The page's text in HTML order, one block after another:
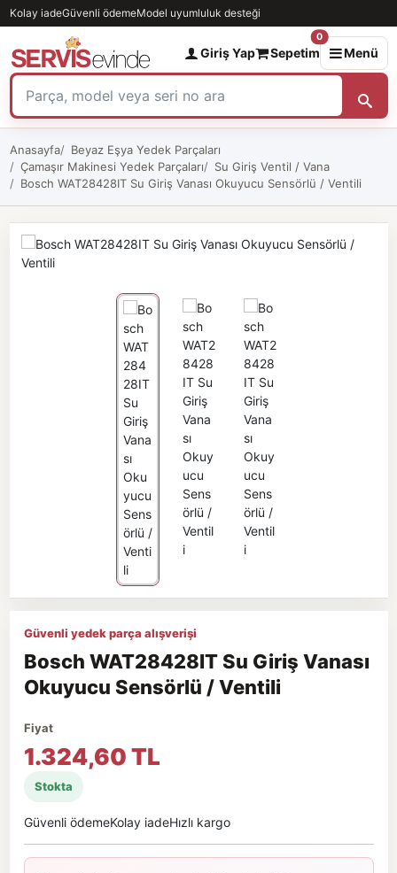
Kolay iadeGüvenli ödemeModel uyumluluk desteği
Giriş Yap Sepetim
0
Menü
Anasayfa
Beyaz Eşya Yedek Parçaları
Çamaşır Makinesi Yedek Parçaları
Su Giriş Ventil / Vana
Bosch WAT28428IT Su Giriş Vanası Okuyucu Sensörlü / Ventili
Güvenli yedek parça alışverişi
Bosch WAT28428IT Su Giriş Vanası
Okuyucu Sensörlü / Ventili
Fiyat
1.324,60 TL
Stokta
Güvenli ödemeKolay iadeHızlı kargo